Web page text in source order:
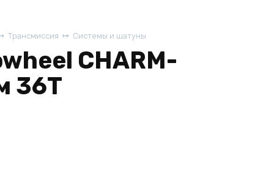
Трансмиссия Системы и шатуны
CHARM-
36T